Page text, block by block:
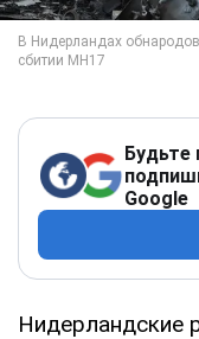
Будьте
Google
Нидерландские